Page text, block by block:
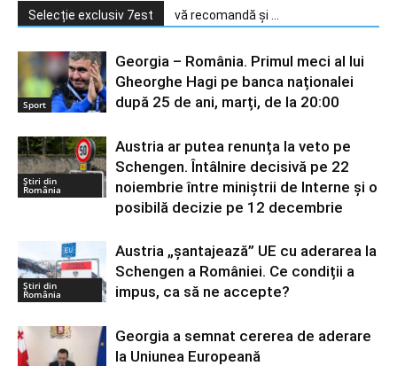
Selecție exclusiv 7est vă recomandă și ...
Sport
Georgia – România. Primul meci al lui
Gheorghe Hagi pe banca naționalei
după 25 de ani, marți, de la 20:00
Știri din
România
Austria ar putea renunța la veto pe
Schengen. Întâlnire decisivă pe 22
noiembrie între miniștrii de Interne și o
posibilă decizie pe 12 decembrie
Știri din
România
Austria „șantajează” UE cu aderarea la
Schengen a României. Ce condiții a
impus, ca să ne accepte?
Georgia a semnat cererea de aderare
la Uniunea Europeană